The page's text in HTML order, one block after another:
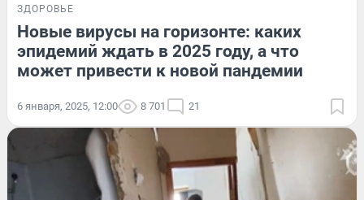
ЗДОРОВЬЕ
Новые вирусы на горизонте: каких
эпидемий ждать в 2025 году, а что
может привести к новой пандемии
6 января, 2025, 12:00 8 701 21